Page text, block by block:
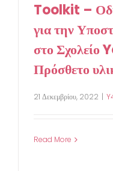
Toolkit –
για την
στο
Πρόσθετο
21 Δεκεμβρίου, 2022 |
Read More